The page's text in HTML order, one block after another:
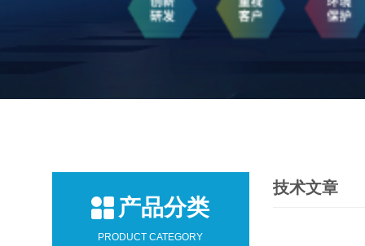
产品分类
PRODUCT CATEGORY
技术文章